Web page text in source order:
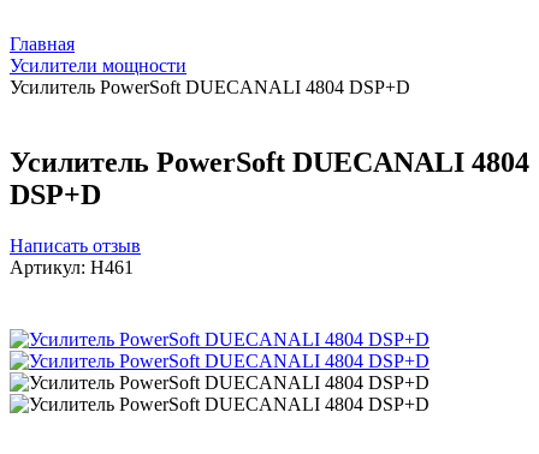
Главная
Усилители мощности
Усилитель PowerSoft DUECANALI 4804 DSP+D
Усилитель PowerSoft DUECANALI 4804
DSP+D
Написать отзыв
Артикул: H461